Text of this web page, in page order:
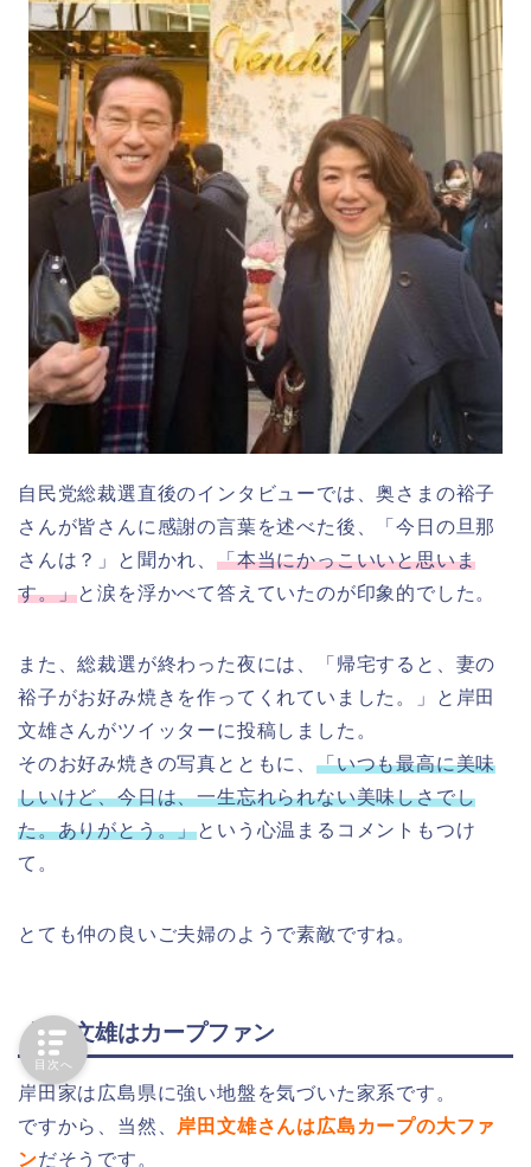
自民党総裁選直後のインタビューでは、奥さまの裕子
さんが皆さんに感謝の言葉を述べた後、「今日の旦那
さんは？」と聞かれ、 「本当にかっこいいと思いま
す。」と涙を浮かべて答えていたのが印象的でした。
また、総裁選が終わった夜には、「帰宅すると、妻の
裕子がお好み焼きを作ってくれていました。」と岸田
文雄さんがツイッターに投稿しました。
そのお好み焼きの写真とともに、 「いつも最高に美味
しいけど、今日は、一生忘れられない美味しさでし
た。ありがとう。」という心温まるコメントもつけ
て。
とても仲の良いご夫婦のようで素敵ですね。
岸田文雄はカープファン
岸田家は広島県に強い地盤を気づいた家系です。
ですから、当然、 岸田文雄さんは広島カープの大ファ
ンだそうです。
目次へ